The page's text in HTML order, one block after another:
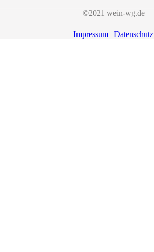
©2021 wein-wg.de
Impressum | Datenschutz